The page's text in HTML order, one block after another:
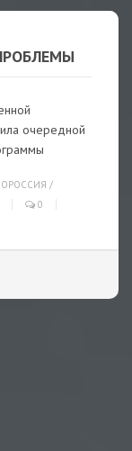
очередной
/
0